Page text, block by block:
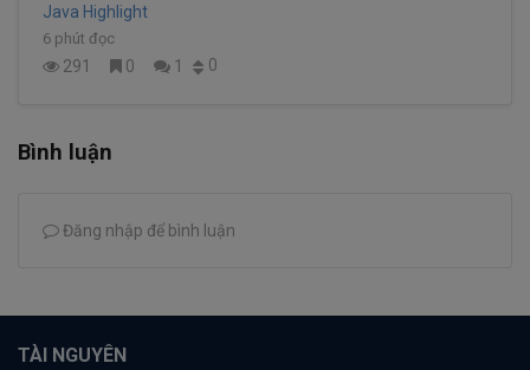
Java Highlight
6 phút đọc
291 0 1 0
Bình luận
Đăng nhập để bình luận
TÀI NGUYÊN